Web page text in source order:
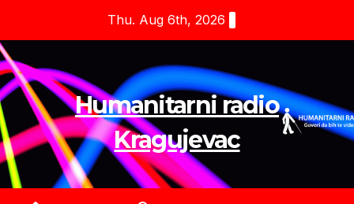
content
Thu. Aug 6th, 2026
Humanitarni radio
Kragujevac